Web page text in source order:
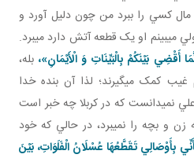
مال کسي را ببرد من چون دليل آورد و
مي بينم او يک قطعه آتش دارد مي برد.
أَقْضِي‏ بَيْنَكُمْ بِالْبَيِّنَاتِ وَ الْأَيْمَانِ»، بله،
غيب کمک مي گيرند؛ لذا آن بنده خدا
نمي دانست که در کربلا چه خبر است
و بچه را نمي برد، در حالي که خود
بِأَوْصَالِي تَقَطَّعُهَا عُسْلَانُ الْفَلَوَاتِ، بَيْنَ